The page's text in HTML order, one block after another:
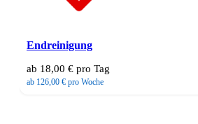
Vergleichen
Endreinigung
ab 18,00 € pro Tag
ab 126,00 € pro Woche